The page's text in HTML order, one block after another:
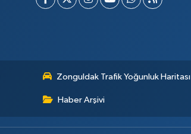
Zonguldak Trafik Yoğunluk Haritası
Haber Arşivi